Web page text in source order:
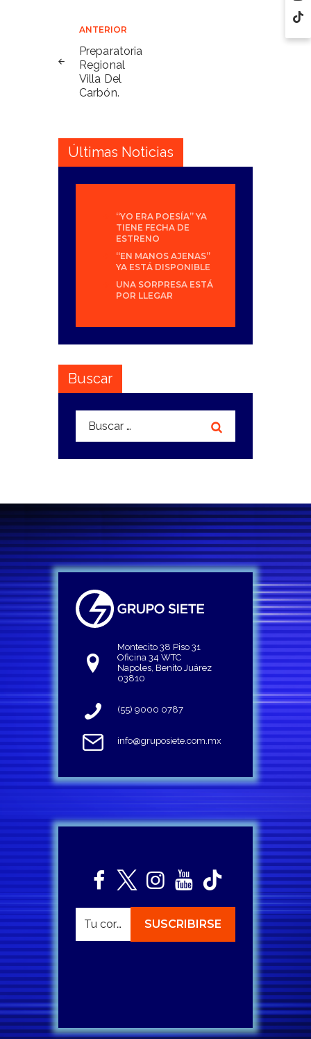
Navegación
de
entradas
ANTERIOR
Preparatoria
Regional
Villa Del
Carbón.
Últimas Noticias
“YO ERA POESÍA” YA
TIENE FECHA DE
ESTRENO
“EN MANOS AJENAS”
YA ESTÁ DISPONIBLE
UNA SORPRESA ESTÁ
POR LLEGAR
Buscar
Buscar:
Montecito 38 Piso 31
Oficina 34 WTC
Napoles, Benito Juárez
03810
(55) 9000 0787
info@gruposiete.com.mx